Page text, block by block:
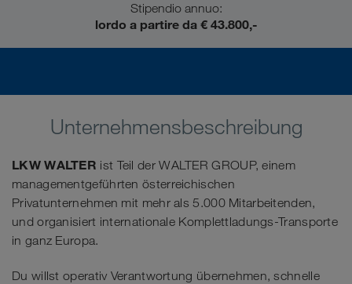
Stipendio annuo:
lordo a partire da € 43.800,-
Unternehmensbeschreibung
LKW WALTER ist Teil der WALTER GROUP, einem
managementgeführten österreichischen
Privatunternehmen mit mehr als 5.000 Mitarbeitenden,
und organisiert internationale Komplettladungs-Transporte
in ganz Europa.
Du willst operativ Verantwortung übernehmen, schnelle